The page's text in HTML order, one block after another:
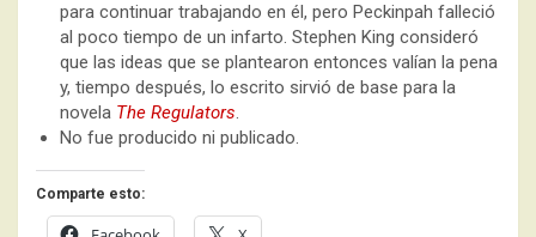
para continuar trabajando en él, pero Peckinpah falleció
al poco tiempo de un infarto. Stephen King consideró
que las ideas que se plantearon entonces valían la pena
y, tiempo después, lo escrito sirvió de base para la
novela The Regulators.
No fue producido ni publicado.
Comparte esto: